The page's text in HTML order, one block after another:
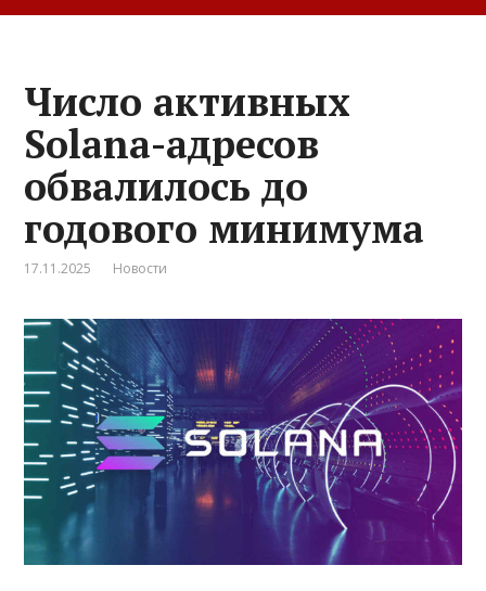
Число активных
Solana-адресов
обвалилось до
годового минимума
17.11.2025 Новости